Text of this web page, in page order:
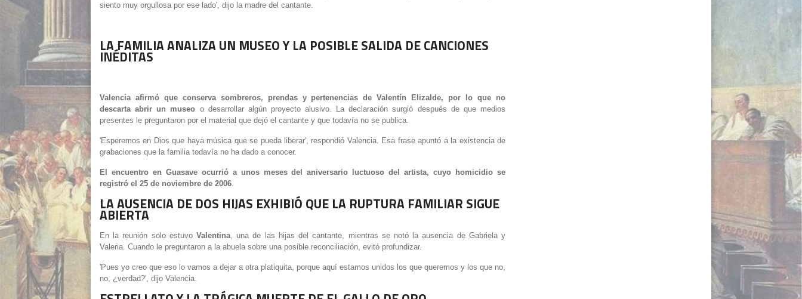
siento muy orgullosa por ese lado', dijo la madre del cantante.
LA FAMILIA ANALIZA UN MUSEO Y LA POSIBLE SALIDA DE CANCIONES
INÉDITAS
Valencia afirmó que conserva sombreros, prendas y pertenencias de Valentín Elizalde, por lo que no
descarta abrir un museo o desarrollar algún proyecto alusivo. La declaración surgió después de que medios
presentes le preguntaron por el material que dejó el cantante y que todavía no se publica.
'Esperemos en Dios que haya música que se pueda liberar', respondió Valencia. Esa frase apuntó a la existencia de
grabaciones que la familia todavía no ha dado a conocer.
El encuentro en Guasave ocurrió a unos meses del aniversario luctuoso del artista, cuyo homicidio se
registró el 25 de noviembre de 2006.
LA AUSENCIA DE DOS HIJAS EXHIBIÓ QUE LA RUPTURA FAMILIAR SIGUE
ABIERTA
En la reunión solo estuvo Valentina, una de las hijas del cantante, mientras se notó la ausencia de Gabriela y
Valeria. Cuando le preguntaron a la abuela sobre una posible reconciliación, evitó profundizar.
'Pues yo creo que eso lo vamos a dejar a otra platiquita, porque aquí estamos unidos los que queremos y los que no,
no, ¿verdad?', dijo Valencia.